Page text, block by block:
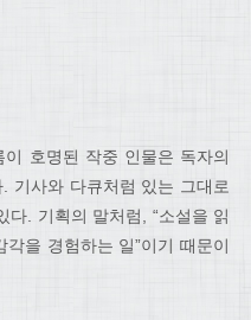
호명된 작중 인물은 독자의
기사와 다큐처럼 있는 그대로
. 기획의 말처럼, “소설을 읽
을 경험하는 일”이기 때문이